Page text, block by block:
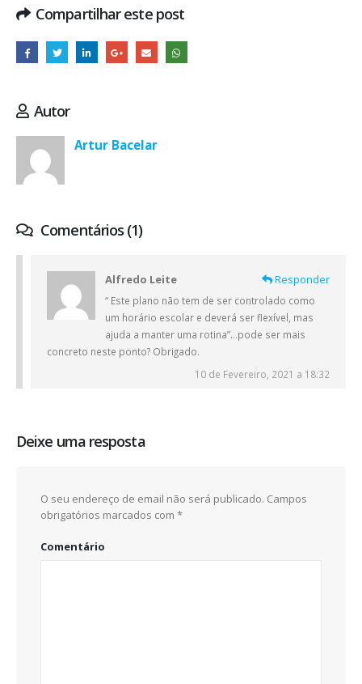
Compartilhar este post
Autor
Artur Bacelar
Comentários (1)
Alfredo Leite Responder
“ Este plano não tem de ser controlado como
um horário escolar e deverá ser flexível, mas
ajuda a manter uma rotina”…pode ser mais
concreto neste ponto? Obrigado.
10 de Fevereiro, 2021 a 18:32
Deixe uma resposta
O seu endereço de email não será publicado. Campos
obrigatórios marcados com *
Comentário